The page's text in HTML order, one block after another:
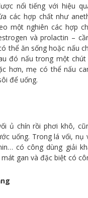
nổi tiếng với hiệu
các hợp chất như
một nghiên các hợp
và prolactin –
thể ăn sống hoặc nấu
đó nấu trong một
hơn, mẹ có thể nấu
để uống.
ủ chín rồi phơi khô,
uống. Trong lá vối, nụ
có công dùng giải
gan và đặc biệt có